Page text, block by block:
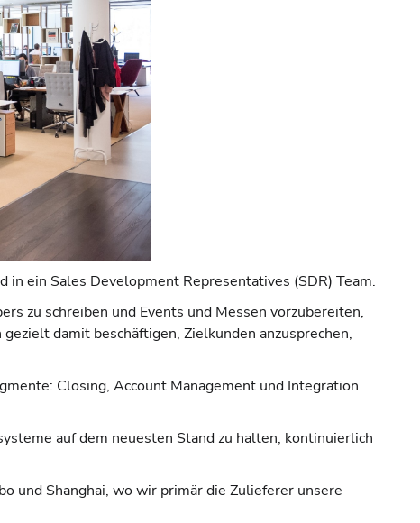
ein Sales Development Representatives (SDR) Team.
zu schreiben und Events und Messen vorzubereiten,
damit beschäftigen, Zielkunden anzusprechen,
Closing, Account Management und Integration
auf dem neuesten Stand zu halten, kontinuierlich
und Shanghai, wo wir primär die Zulieferer unsere